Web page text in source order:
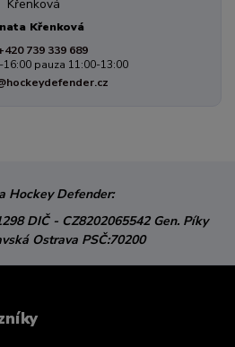
Křenková
739 339 689
16:00 pauza 11:00-13:00
Hockey Defender:
DIČ - CZ8202065542 Gen. Píky
Ostrava PSČ:70200